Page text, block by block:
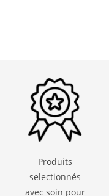
Produits
selectionnés
avec soin pour